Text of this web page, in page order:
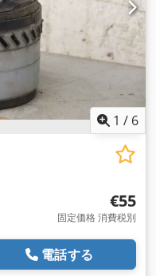
1 / 6
€55
固定価格 消費税別
電話する